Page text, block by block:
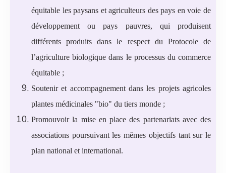
équitable les paysans et agriculteurs des pays en voie de
développement ou pays pauvres, qui produisent
différents produits dans le respect du Protocole de
l’agriculture biologique dans le processus du commerce
équitable ;
Soutenir et accompagnement dans les projets agricoles
plantes médicinales "bio" du tiers monde ;
Promouvoir la mise en place des partenariats avec des
associations poursuivant les mêmes objectifs tant sur le
plan national et international.